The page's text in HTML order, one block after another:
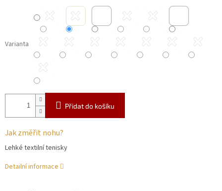
Varianta
Přidat do košíku
Jak změřit nohu?
Lehké textilní tenisky
Detailní informace